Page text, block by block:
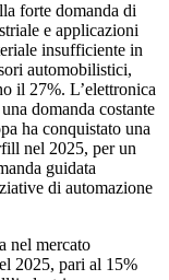
forte domanda di
e applicazioni
insufficiente in
automobilistici,
il 27%. L’elettronica
domanda costante
ha conquistato una
nel 2025, per un
guidata
di automazione
nel mercato
2025, pari al 15%